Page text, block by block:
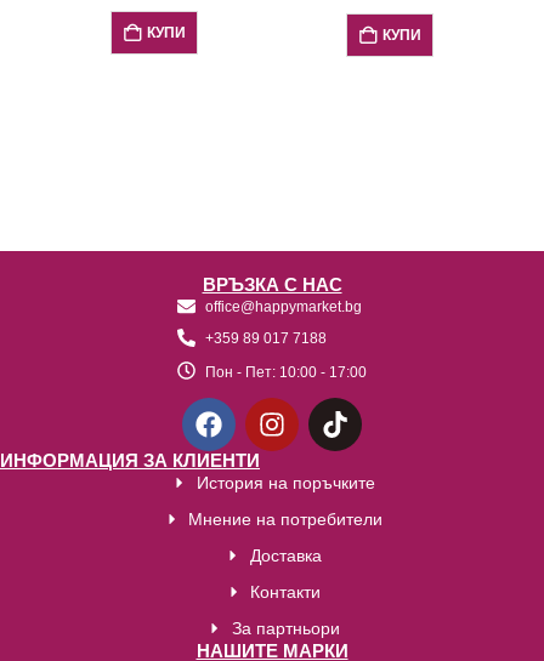
КУПИ КУПИ
ВРЪЗКА С НАС
office@happymarket.bg
+359 89 017 7188
Пон - Пет: 10:00 - 17:00
ИНФОРМАЦИЯ ЗА КЛИЕНТИ
История на поръчките
Мнение на потребители
Доставка
Контакти
За партньори
НАШИТЕ МАРКИ